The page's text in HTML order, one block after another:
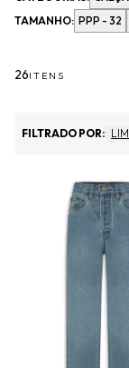
estação, o material
seu favorito e
TAMANHO: PPP - 32
FILTRADO POR:
26ITENS